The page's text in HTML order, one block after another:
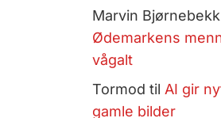
Marvin Bjørnebekk
Ødemarkens
vågalt
Tormod til AI gir
gamle bilder